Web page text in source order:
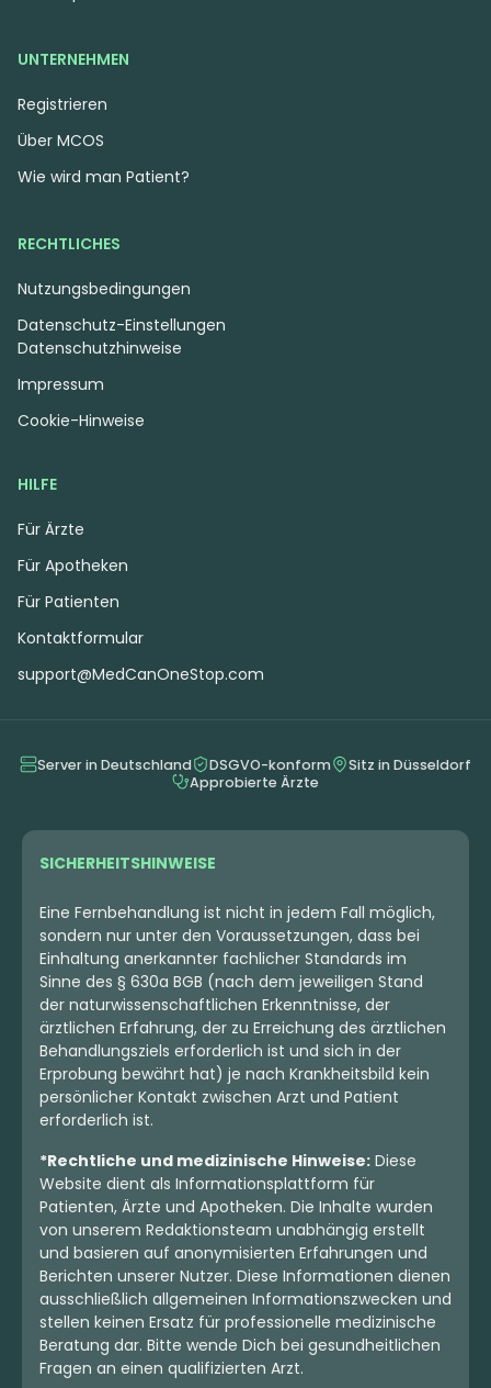
UNTERNEHMEN
Registrieren
Über MCOS
Wie wird man Patient?
HILFE
Für Ärzte
Für Apotheken
Für Patienten
Kontaktformular
support@MedCanOneStop.com
RECHTLICHES
Nutzungsbedingungen
Datenschutzhinweise
Impressum
Cookie-Hinweise
Datenschutz-Einstellungen
Server in Deutschland DSGVO-konform
Sitz in Düsseldorf
Approbierte Ärzte
SICHERHEITSHINWEISE
Eine Fernbehandlung ist nicht in jedem Fall möglich,
sondern nur unter den Voraussetzungen, dass bei
Einhaltung anerkannter fachlicher Standards im
Sinne des § 630a BGB (nach dem jeweiligen Stand
der naturwissenschaftlichen Erkenntnisse, der
ärztlichen Erfahrung, der zu Erreichung des ärztlichen
Behandlungsziels erforderlich ist und sich in der
Erprobung bewährt hat) je nach Krankheitsbild kein
persönlicher Kontakt zwischen Arzt und Patient
erforderlich ist.
*Rechtliche und medizinische Hinweise: Diese
Website dient als Informationsplattform für
Patienten, Ärzte und Apotheken. Die Inhalte wurden
von unserem Redaktionsteam unabhängig erstellt
und basieren auf anonymisierten Erfahrungen und
Berichten unserer Nutzer. Diese Informationen dienen
ausschließlich allgemeinen Informationszwecken und
stellen keinen Ersatz für professionelle medizinische
Beratung dar. Bitte wende Dich bei gesundheitlichen
Fragen an einen qualifizierten Arzt.